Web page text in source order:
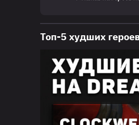
Топ-5 худших